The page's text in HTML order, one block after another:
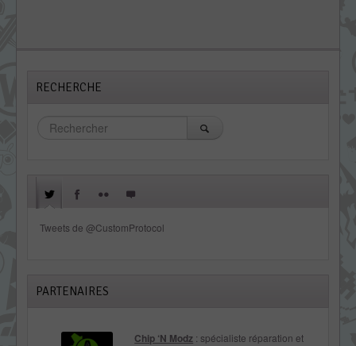
RECHERCHE
Tweets de @CustomProtocol
PARTENAIRES
Chip ‘N Modz : spécialiste réparation et